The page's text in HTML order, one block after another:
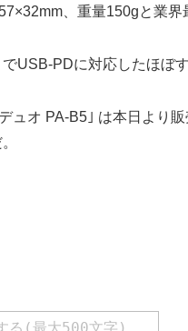
、重量150gと業
USB-PDに対応したほぼ
ュオ PA‐B5｣ は本日より